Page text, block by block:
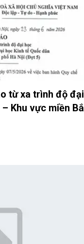
từ xa trình độ đại
– Khu vực miền